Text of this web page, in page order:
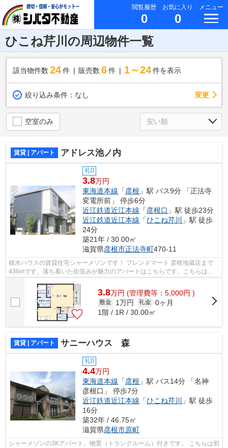
閲覧履歴
0
お気に入り
0
メニュー
ひこね芹川の周辺物件一覧
該当物件数 24件 販売数 6 件 1～24 件を表示
絞り込み条件： なし 変更
空室のみ
賃貸 | アパート アドレス池ノ内
礼0
3.8万円
東海道本線 「彦根 」駅 バス9分 「正法寺
変電所前」 停歩6分
近江鉄道近江本線 「彦根口 」駅 徒歩23分
近江鉄道近江本線 「ひこね芹川
」駅 徒歩
24分
築21年 / 30.00㎡
滋賀県彦根市正法寺町470-11
積水ハウスの賃貸住宅シャーメゾンです！ フレンドマート 彦根地蔵店まで
436mです。落ち着いた街並みが魅力のアパートはこちらです。こちらは大
3.8万円 (管理費等：5,000円 )
敷金 1万円 礼金 0ヶ月
1階 / 1R / 30.00㎡
賃貸 | アパート サニーハウス 森
礼0
4.4万円
東海道本線 「彦根 」駅 バス14分 「名神
彦根口」 停歩7分
近江鉄道近江本線 「ひこね芹川
」駅 徒歩
16分
築32年 / 46.75㎡
滋賀県彦根市原町
シャーメゾンの3Kアパート。物置（トランクルーム）付きです。 こちらは初